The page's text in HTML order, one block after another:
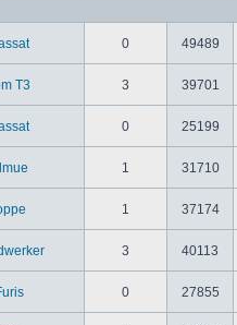
0 49489
T3 3 39701
0 25199
1 31710
1 37174
3 40113
0 27855